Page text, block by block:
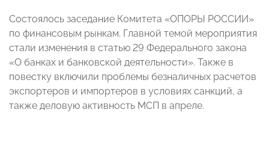
Состоялось заседание Комитета «ОПОРЫ РОССИИ»
по финансовым рынкам. Главной темой мероприятия
стали изменения в статью 29 Федерального закона
«О банках и банковской деятельности». Также в
повестку включили проблемы безналичных расчетов
экспортеров и импортеров в условиях санкций, а
также деловую активность МСП в апреле.